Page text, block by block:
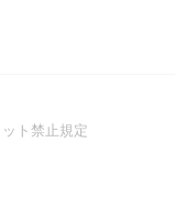
ト禁止規定(Open